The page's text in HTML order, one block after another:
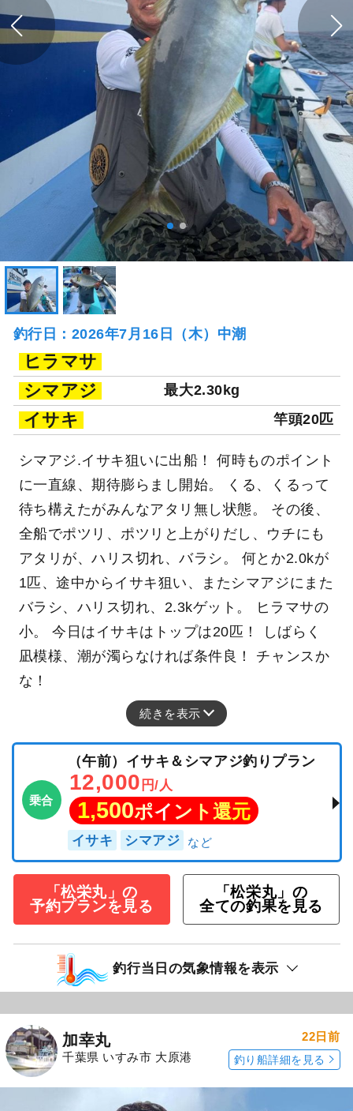
釣行日：2026年7月16日（木）中潮
ヒラマサ
シマアジ
最大2.30kg
イサキ 竿頭20匹
シマアジ.イサキ狙いに出船！ 何時ものポイント
に一直線、期待膨らまし開始。 くる、くるって
待ち構えたがみんなアタリ無し状態。 その後、
全船でポツリ、ポツリと上がりだし、ウチにも
アタリが、ハリス切れ、バラシ。 何とか2.0kが
1匹、途中からイサキ狙い、またシマアジにまた
バラシ、ハリス切れ、2.3kゲット。 ヒラマサの
小。 今日はイサキはトップは20匹！ しばらく
凪模様、潮が濁らなければ条件良！ チャンスか
な！
続きを表示
乗合
（午前）イサキ＆シマアジ釣りプラン
12,000 円/人
1,500ポイント還元
イサキ シマアジ
「松栄丸」の
予約プランを見る
「松栄丸」の
全ての釣果を見る
釣行当日の気象情報を表示
加幸丸
千葉県 いすみ市 大原港
22日前
釣り船詳細を見る